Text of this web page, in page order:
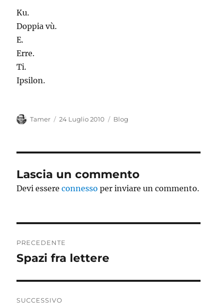
Ku.
Doppia vù.
E.
Erre.
Ti.
Ipsilon.
Autore
Tamer
Pubblicato
24 Luglio 2010 Categorie
Blog
Lascia un commento
Devi essereconnesso per inviare un commento.
articoli
PRECEDENTE
Articolo
Spazi fra lettere
SUCCESSIVO